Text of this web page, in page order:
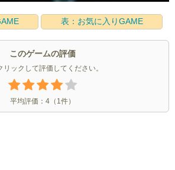
表：お気に入りGAME
このゲームの評価
リックして評価してください。
平均評価： 4 （ 1件）